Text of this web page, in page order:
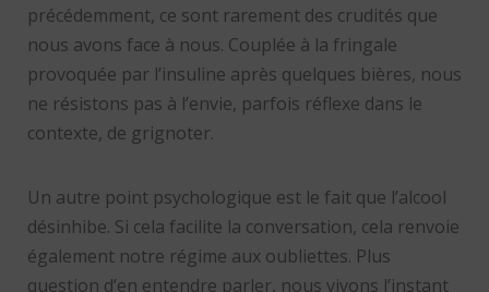
précédemment, ce sont rarement des crudités que
nous avons face à nous. Couplée à la fringale
provoquée par l’insuline après quelques bières, nous
ne résistons pas à l’envie, parfois réflexe dans le
contexte, de grignoter.
Un autre point psychologique est le fait que l’alcool
désinhibe. Si cela facilite la conversation, cela renvoie
également notre régime aux oubliettes. Plus
question d’en entendre parler, nous vivons l’instant